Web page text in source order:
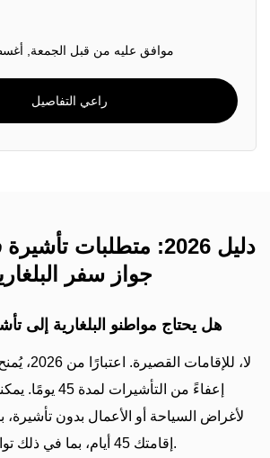
موافق عليه من قبل الجمعة, أغسطس
راعي التفاصيل
دليل 2026: متطلبات
جواز سفر
هل يحتاج مواطنو البلغارية إلى
لا،
إعفاءً من
لأغراض السياحة أو الأعمال بدون تأشيرة،
إقامتك 45 أيام، بما في ذلك تواريخ الدخول والخروج.